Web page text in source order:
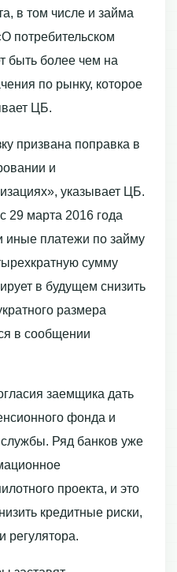
в том числе и займа
потребительском
быть более чем на
по рынку, которое
ЦБ.
призвана поправка в
и
указывает ЦБ.
29 марта 2016 года
иные платежи по займу
сумму
в будущем снизить
размера
в сообщении
заемщика дать
фонда и
Ряд банков уже
проекта, и это
кредитные риски,
регулятора.